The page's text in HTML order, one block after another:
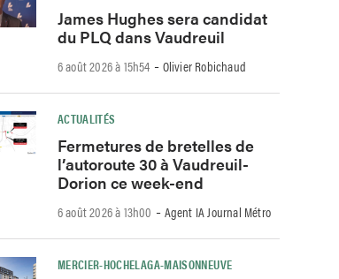
James Hughes sera candidat
du PLQ dans Vaudreuil
6 août 2026 à 15h54 -Olivier Robichaud
ACTUALITÉS
Fermetures de bretelles de
l’autoroute 30 à Vaudreuil-
Dorion ce week-end
6 août 2026 à 13h00 -Agent IA Journal Métro
MERCIER-HOCHELAGA-MAISONNEUVE